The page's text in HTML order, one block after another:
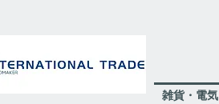
​雑貨・電気